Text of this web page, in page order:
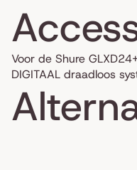
Voor de Shure
DIGITAAL draadloos